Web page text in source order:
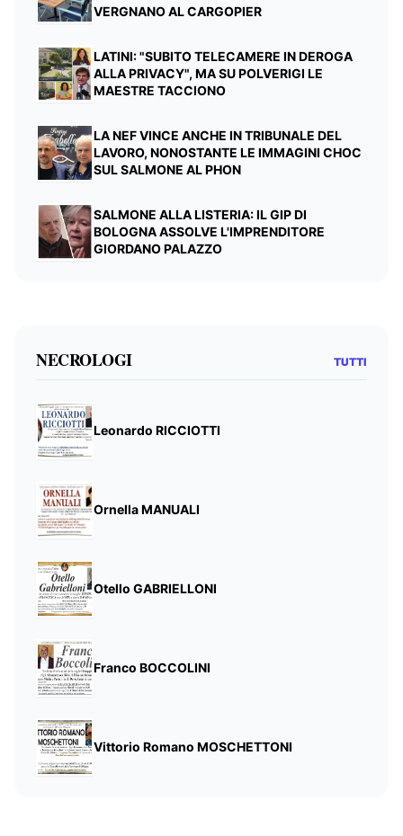
VERGNANO AL CARGOPIER
LATINI: "SUBITO TELECAMERE IN DEROGA
ALLA PRIVACY", MA SU POLVERIGI LE
MAESTRE TACCIONO
LA NEF VINCE ANCHE IN TRIBUNALE DEL
LAVORO, NONOSTANTE LE IMMAGINI CHOC
SUL SALMONE AL PHON
SALMONE ALLA LISTERIA: IL GIP DI
BOLOGNA ASSOLVE L'IMPRENDITORE
GIORDANO PALAZZO
NECROLOGI TUTTI
Leonardo RICCIOTTI
Ornella MANUALI
Otello GABRIELLONI
Franco BOCCOLINI
Vittorio Romano MOSCHETTONI